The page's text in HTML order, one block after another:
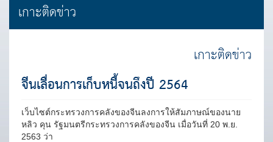
เกาะติดข่าว
เกาะติดข่าว
จีนเลื่อนการเก็บหนี้จนถึงปี 2564
เว็บไซต์กระทรวงการคลังของจีนลงการให้สัมภาษณ์ของนาย
หลิว คุน รัฐมนตรีกระทรวงการคลังของจีน เมื่อวันที่ 20 พ.ย.
2563 ว่า